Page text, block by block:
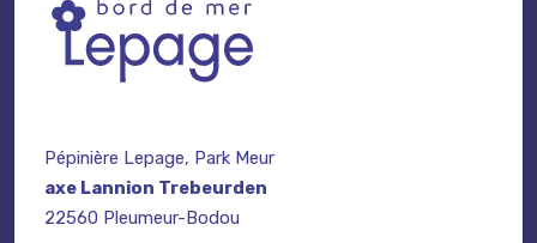
Pépinière Lepage, Park Meur
axe Lannion Trebeurden
22560 Pleumeur-Bodou